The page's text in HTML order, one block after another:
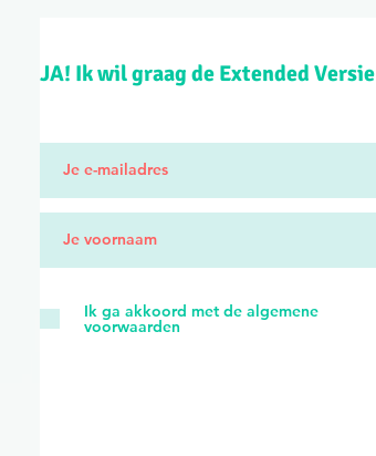
JA! Ik wil graag de Extended
Ik ga akkoord met de algemene
voorwaarden